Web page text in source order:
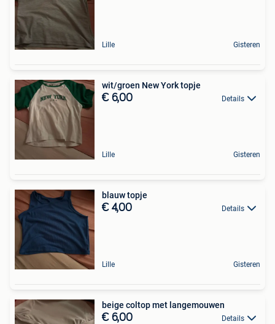
Lille Gisteren
wit/groen New York topje
€ 6,00 Details
Lille Gisteren
blauw topje
€ 4,00 Details
Lille Gisteren
beige coltop met langemouwen
€ 6,00 Details